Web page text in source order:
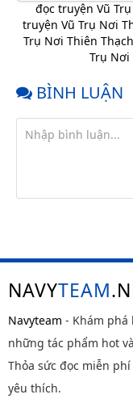
Chap 38
Chap 36
Chap 35
Chap 32
Chap 30
Chap 29
đọc truyện Vũ
truyện Vũ Trụ Nơi
Trụ Nơi Thiên
Trụ Nơi
BÌNH LUẬN
NAVYTEAM
Navyteam - Khám phá
những tác phẩm hot
Thỏa sức đọc miễn
yêu thích.